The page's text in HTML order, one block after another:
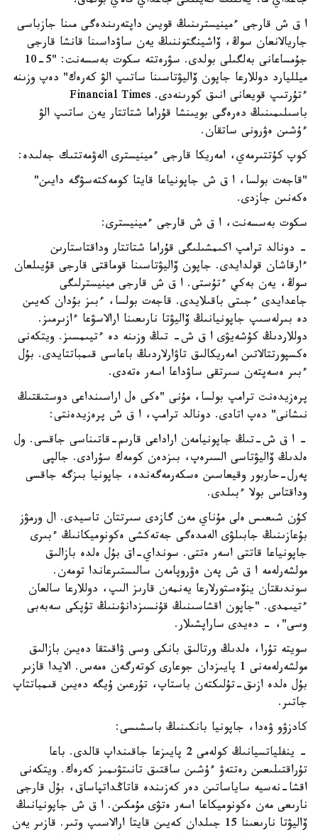
ا ق ش قارجى ءمينيسترىنىڭ قويىن داپتەرىندەگى مىنا جازباسى
جاريالانعان سوڭ، ۆاشينگتوننىڭ يەن ساۋداسىنا قانشا قارجى
جۇمساعانى بەلگىلى بولدى. سۋرەتتە سكوت بەسسەنت: "5-10
ميلليارد دوللارعا جاپون ۆاليۋتاسىنا ساتىپ الۋ كەرەك" دەپ وزىنە
ءتۇرتىپ قويعانى انىق كورىنەدى. Financial Times
باسىلىمىنىڭ دەرەگى بويىنشا قۇراما شتاتتار يەن ساتىپ الۋ
ءۇشىن ەۋرونى ساتقان.
كوپ كۇتتىرمەي، امەريكا قارجى ءمينيسترى الەۋمەتتىك جەلىدە:
"قاجەت بولسا، ا ق ش جاپونياعا قايتا كومەكتەسۋگە دايىن"
ەكەنىن جازدى.
سكوت بەسسەنت، ا ق ش قارجى ءمينيسترى:
- دونالد ترامپ اكىمشىلىگى قۇراما شتاتتار وداقتاستارىن
ءارقاشان قولدايدى. جاپون ۆاليۋتاسىنا قوماقتى قارجى قۇيىلعان
سوڭ، يەن بەكي ءتۇستى. ا ق ش قارجى مينيسترلىگى
جاعدايدى ءجىتى باقىلايدى. قاجەت بولسا، ءبىز بۇدان كەيىن
دە بىرلەسىپ جاپونيانىڭ ۆاليۋتا نارىعىنا ارالاسۋعا ءازىرمىز.
دوللاردىڭ كۇشەيۋى ا ق ش- تىڭ وزىنە دە ءتيىمسىز. ويتكەنى
ەكسپورتتالاتىن امەريكالىق تاۋارلاردىڭ باعاسى قىمباتتايدى. بۇل
ءبىر ەسەپتەن سىرتقى ساۋداعا اسەر ەتەدى.
پرەزيدەنت ترامپ بولسا، مۇنى "ەكى ەل اراسىنداعى دوستىقتىڭ
نىشانى" دەپ اتادى. دونالد ترامپ، ا ق ش پرەزيدەنتى:
- ا ق ش-تىڭ جاپونيامەن اراداعى قارىم-قاتىناسى جاقسى. ول
ەلدىڭ ۆاليۋتاسى السىرەپ، بىزدەن كومەك سۇرادى. جالپى
پەرل-حاربور وقيعاسىن ەسكەرمەگەندە، جاپونيا بىزگە جاقسى
وداقتاس بولا ءبىلدى.
كۇن شىعىس ەلى مۇناي مەن گازدى سىرتتان تاسيدى. ال ورمۋز
بۇعازىنىڭ جابىلۋى الەمدەگى جەتەكشى ەكونوميكانىڭ ءبىرى
جاپونياعا قاتتى اسەر ەتتى. سونداي-اق بۇل ەلدە بازالىق
مولشەرلەمە ا ق ش پەن ەۋروپامەن سالىستىرعاندا تومەن.
سوندىقتان ينۆەستورلارعا يەنمەن قارىز الىپ، دوللارعا سالعان
ءتيىمدى. "جاپون اقشاسىنىڭ قۇنسىزدانۋىنىڭ تۇپكى سەبەبى
وسى"، - دەيدى ساراپشىلار.
سويتە تۇرا، ەلدىڭ ورتالىق بانكى وسى ۋاقىتقا دەيىن بازالىق
مولشەرلەمەنى 1 پايىزدان جوعارى كوتەرگەن ەمەس. الايدا قازىر
بۇل ەلدە ازىق-تۇلىكتەن باستاپ، تۇرعىن ۇيگە دەيىن قىمباتتاپ
جاتىر.
كادزۋو ۋەدا، جاپونيا بانكىنىڭ باسشىسى:
- ينفلياتسيانىڭ كولەمى 2 پايىزعا جاقىنداپ قالدى. باعا
تۇراقتىلىعىن رەتتەۋ ءۇشىن ساقتىق تانىتۋىمىز كەرەك. ويتكەنى
اقشا-نەسيە ساياساتىن دەر كەزىندە قاتاڭداتپاساق، بۇل قارجى
نارىعى مەن ەكونوميكاعا اسەر ەتۋى مۇمكىن. ا ق ش جاپونيانىڭ
ۆاليۋتا نارىعىنا 15 جىلدان كەيىن قايتا ارالاسىپ وتىر. قازىر يەن